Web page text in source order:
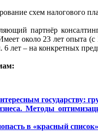
схем налогового
партнёр
около 23 лет опыта (с
– на конкретных
государству:
Методы
в «красный